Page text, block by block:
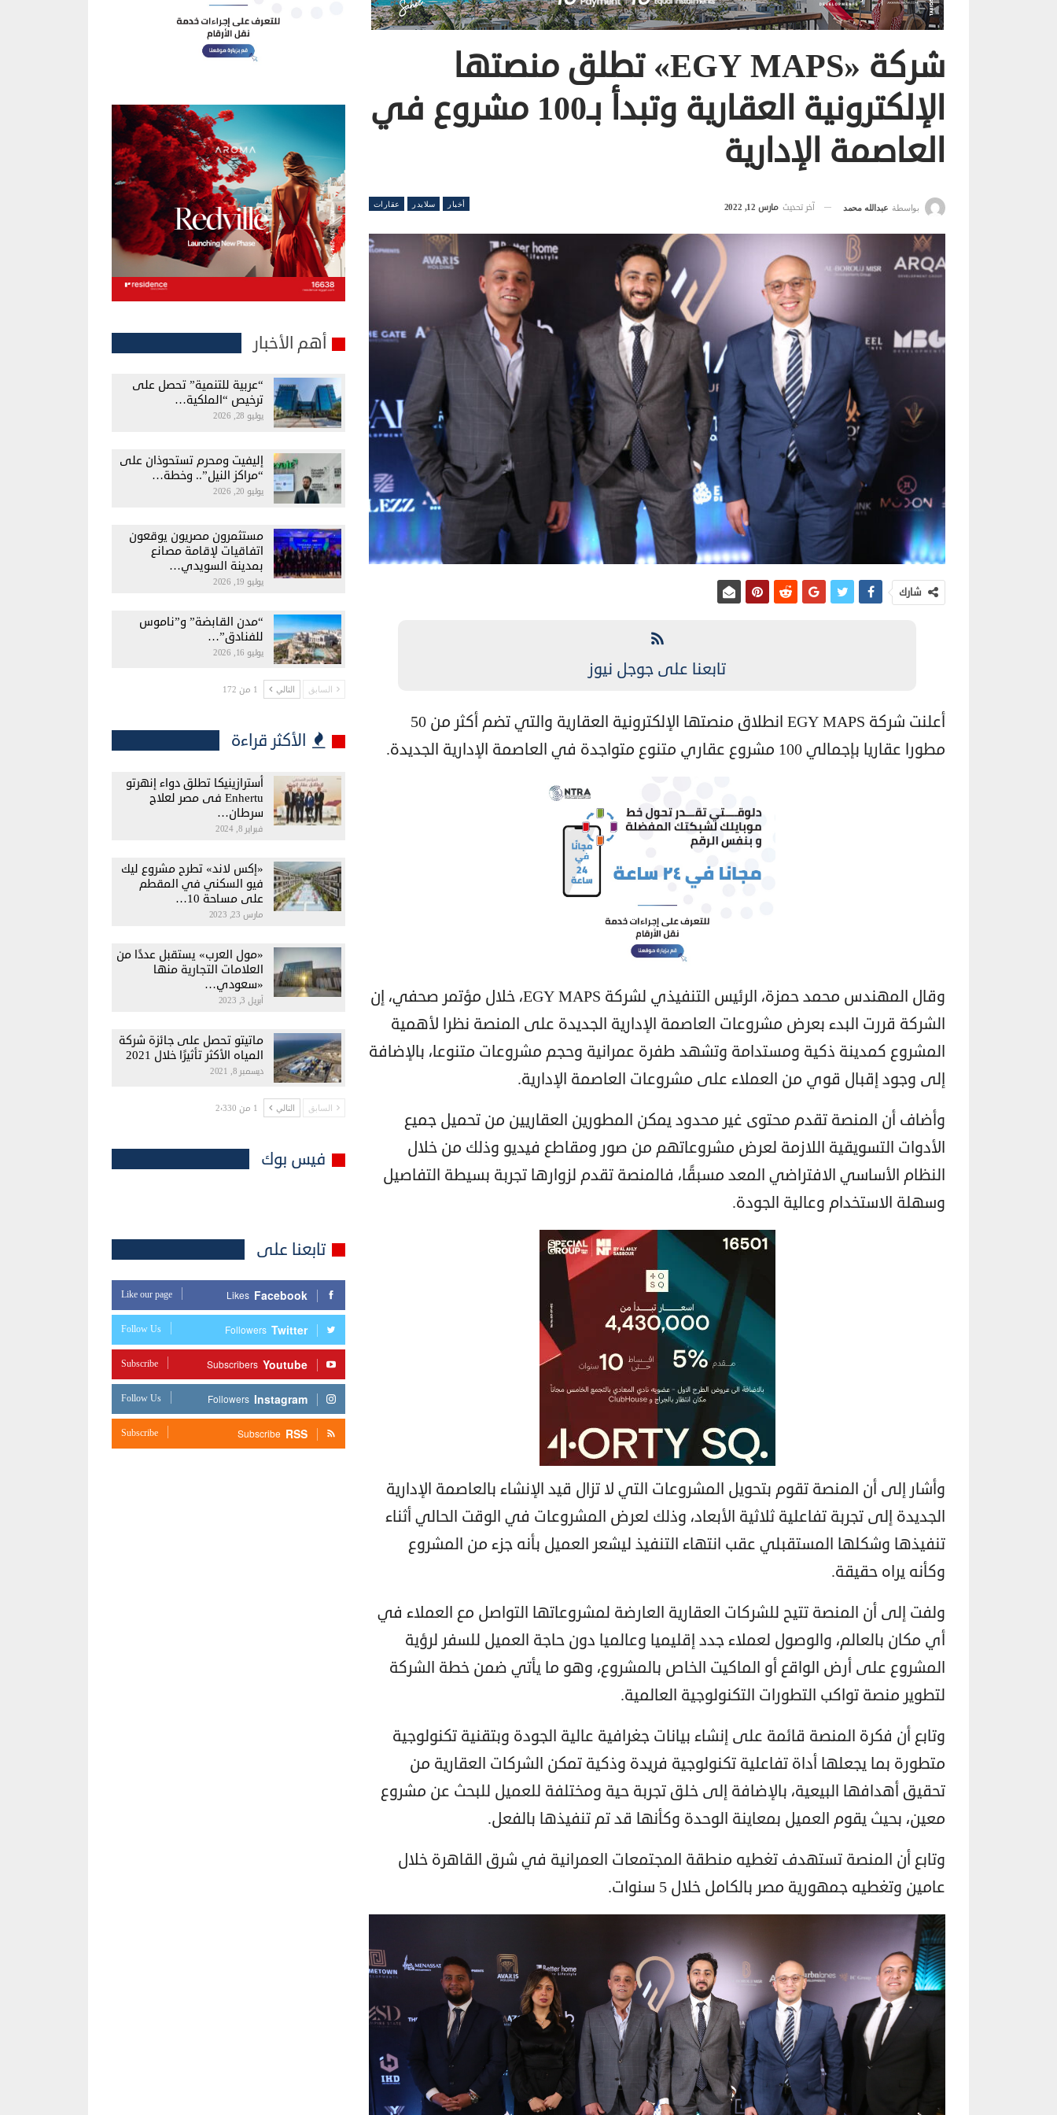
شركة «EGY MAPS» تطلق منصتها
الإلكترونية العقارية وتبدأ بـ100 مشروع في
العاصمة الإدارية
أخبار سلايدر عقارات بواسطة عبدالله محمد آخر تحديث مارس 12, 2022
شارك
تابعنا على جوجل نيوز
أعلنت شركة EGY MAPS انطلاق منصتها الإلكترونية العقارية والتي تضم أكثر من 50
مطورا عقاريا بإجمالي 100 مشروع عقاري متنوع متواجدة في العاصمة الإدارية الجديدة.
وقال المهندس محمد حمزة، الرئيس التنفيذي لشركة EGY MAPS، خلال مؤتمر صحفي، إن
الشركة قررت البدء بعرض مشروعات العاصمة الإدارية الجديدة على المنصة نظرا لأهمية
المشروع كمدينة ذكية ومستدامة وتشهد طفرة عمرانية وحجم مشروعات متنوعا، بالإضافة
إلى وجود إقبال قوي من العملاء على مشروعات العاصمة الإدارية.
وأضاف أن المنصة تقدم محتوى غير محدود يمكن المطورين العقاريين من تحميل جميع
الأدوات التسويقية اللازمة لعرض مشروعاتهم من صور ومقاطع فيديو وذلك من خلال
النظام الأساسي الافتراضي المعد مسبقًا، فالمنصة تقدم لزوارها تجربة بسيطة التفاصيل
وسهلة الاستخدام وعالية الجودة.
وأشار إلى أن المنصة تقوم بتحويل المشروعات التي لا تزال قيد الإنشاء بالعاصمة الإدارية
الجديدة إلى تجربة تفاعلية ثلاثية الأبعاد، وذلك لعرض المشروعات في الوقت الحالي أثناء
تنفيذها وشكلها المستقبلي عقب انتهاء التنفيذ ليشعر العميل بأنه جزء من المشروع
وكأنه يراه حقيقة.
ولفت إلى أن المنصة تتيح للشركات العقارية العارضة لمشروعاتها التواصل مع العملاء في
أي مكان بالعالم، والوصول لعملاء جدد إقليميا وعالميا دون حاجة العميل للسفر لرؤية
المشروع على أرض الواقع أو الماكيت الخاص بالمشروع، وهو ما يأتي ضمن خطة الشركة
لتطوير منصة تواكب التطورات التكنولوجية العالمية.
وتابع أن فكرة المنصة قائمة على إنشاء بيانات جغرافية عالية الجودة وبتقنية تكنولوجية
متطورة بما يجعلها أداة تفاعلية تكنولوجية فريدة وذكية تمكن الشركات العقارية من
تحقيق أهدافها البيعية، بالإضافة إلى خلق تجربة حية ومختلفة للعميل للبحث عن مشروع
معين، بحيث يقوم العميل بمعاينة الوحدة وكأنها قد تم تنفيذها بالفعل.
وتابع أن المنصة تستهدف تغطيه منطقة المجتمعات العمرانية في شرق القاهرة خلال
عامين وتغطيه جمهورية مصر بالكامل خلال 5 سنوات.
أهم الأخبار
“عربية للتنمية” تحصل على
ترخيص “الملكية…
يوليو 28, 2026
إليفيت ومحرم تستحوذان على
“مراكز النيل”.. وخطة…
يوليو 20, 2026
مستثمرون مصريون يوقعون
اتفاقيات لإقامة مصانع
بمدينة السويدي…
يوليو 19, 2026
“مدن القابضة” و”ناموس
للفنادق”…
يوليو 16, 2026
السابق التالي 1 من 172
الأكثر قراءة
أسترازينيكا تطلق دواء إنهرتو
Enhertu فى مصر لعلاج
سرطان…
فبراير 8, 2024
«إكس لاند» تطرح مشروع ليك
فيو السكني في المقطم
على مساحة 10…
مارس 23, 2023
«مول العرب» يستقبل عددًا من
العلامات التجارية منها
«سعودي…
أبريل 3, 2023
ماتيتو تحصل على جائزة شركة
المياه الأكثر تأثيرًا خلال 2021
ديسمبر 8, 2021
السابق التالي 1 من 2٬330
فيس بوك
تابعنا على
Facebook
Likes
Like our page
Twitter
Followers
Follow Us
Youtube
Subscribers
Subscribe
Instagram
Followers
Follow Us
RSS
Subscribe
Subscribe